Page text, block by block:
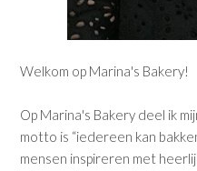
Welkom op Marina's Bakery!
Op Marina's Bakery deel ik
motto is “iedereen kan
mensen inspireren met